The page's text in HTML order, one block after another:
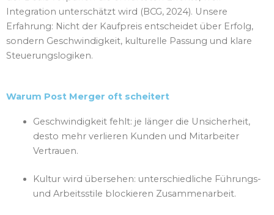
Integration unterschätzt wird (BCG, 2024). Unsere
Erfahrung: Nicht der Kaufpreis entscheidet über Erfolg,
sondern Geschwindigkeit, kulturelle Passung und klare
Steuerungslogiken.
Warum Post Merger oft scheitert
Geschwindigkeit fehlt: je länger die Unsicherheit,
desto mehr verlieren Kunden und Mitarbeiter
Vertrauen.
Kultur wird übersehen: unterschiedliche Führungs-
und Arbeitsstile blockieren Zusammenarbeit.